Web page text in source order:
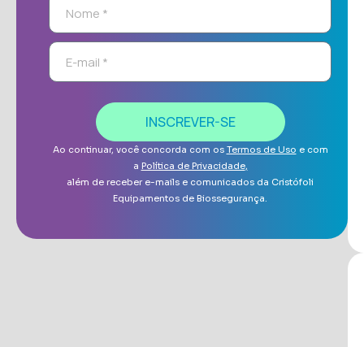
INSCREVER-SE
Ao continuar, você concorda com os Termos de Uso e com
a Política de Privacidade,
além de receber e-mails e comunicados da Cristófoli
Equipamentos de Biossegurança.